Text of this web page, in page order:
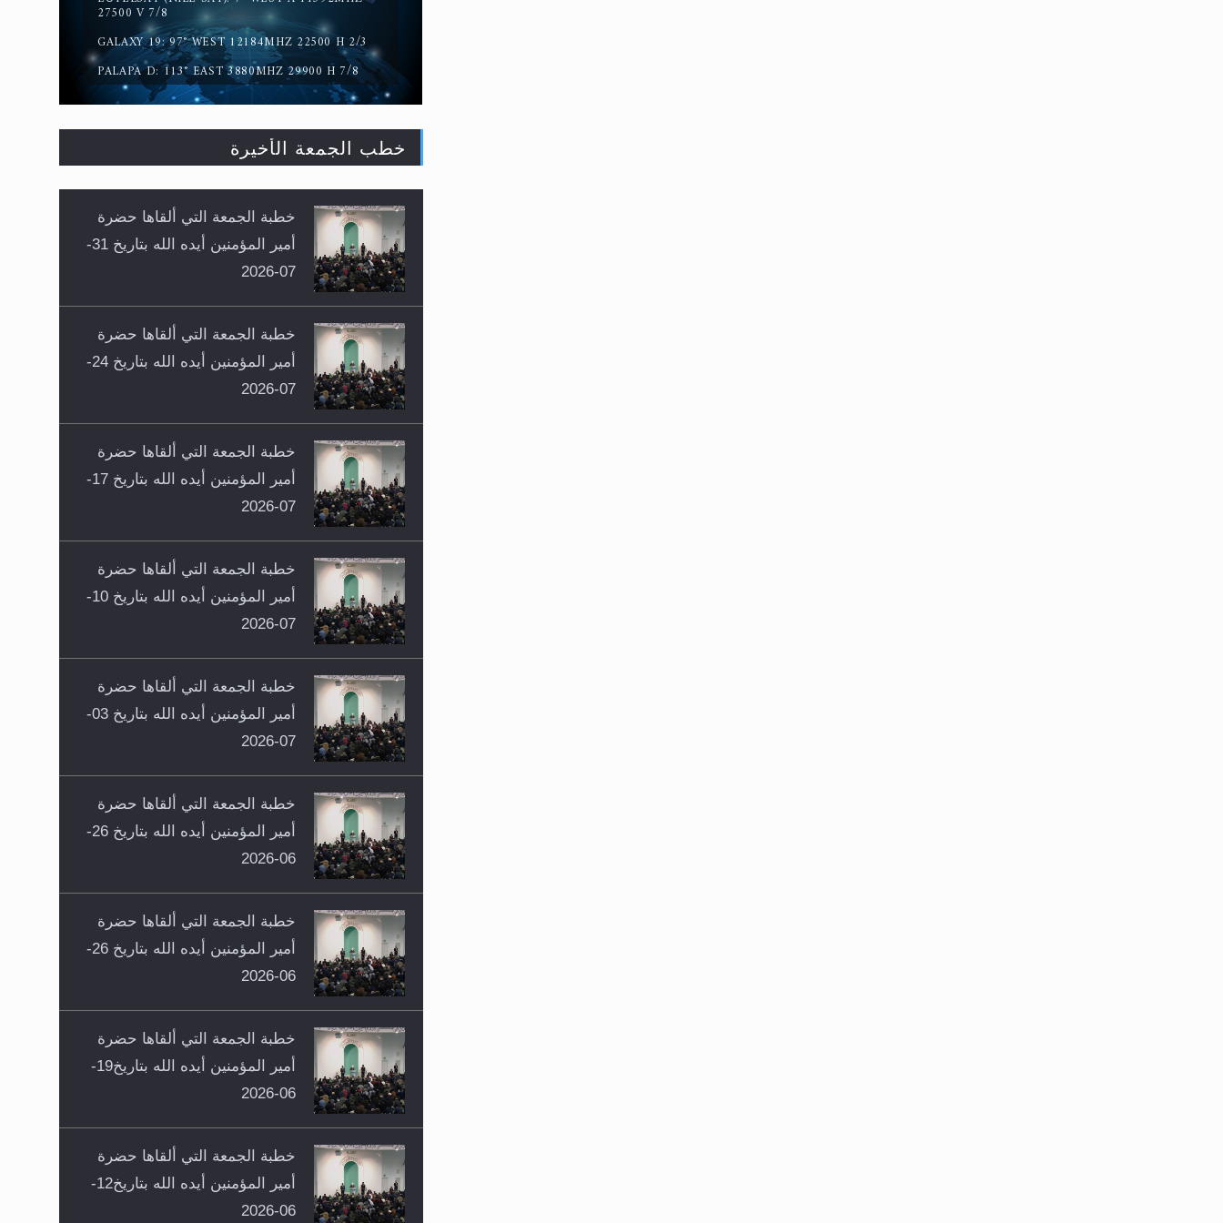
27500 V 7/8
GALAXY 19: 97° WEST 12184MHZ 22500 H 2/3
PALAPA D: 113° EAST 3880MHZ 29900 H 7/8
خطب الجمعة الأخيرة
خطبة الجمعة التي ألقاها حضرة
أمير المؤمنين أيده الله بتاريخ 31-
07-2026
خطبة الجمعة التي ألقاها حضرة
أمير المؤمنين أيده الله بتاريخ 24-
07-2026
خطبة الجمعة التي ألقاها حضرة
أمير المؤمنين أيده الله بتاريخ 17-
07-2026
خطبة الجمعة التي ألقاها حضرة
أمير المؤمنين أيده الله بتاريخ 10-
07-2026
خطبة الجمعة التي ألقاها حضرة
أمير المؤمنين أيده الله بتاريخ 03-
07-2026
خطبة الجمعة التي ألقاها حضرة
أمير المؤمنين أيده الله بتاريخ 26-
06-2026
خطبة الجمعة التي ألقاها حضرة
أمير المؤمنين أيده الله بتاريخ 26-
06-2026
خطبة الجمعة التي ألقاها حضرة
أمير المؤمنين أيده الله بتاريخ19-
06-2026
خطبة الجمعة التي ألقاها حضرة
أمير المؤمنين أيده الله بتاريخ12-
06-2026